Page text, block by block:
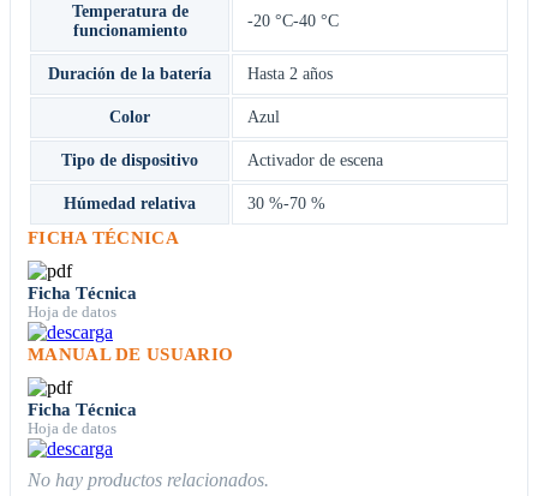
Temperatura de
funcionamiento
-20 °C-40 °C
Duración de la batería Hasta 2 años
Color Azul
Tipo de dispositivo Activador de escena
Húmedad relativa 30 %-70 %
FICHA TÉCNICA
Ficha Técnica
Hoja de datos
MANUAL DE USUARIO
Ficha Técnica
Hoja de datos
No hay productos relacionados.